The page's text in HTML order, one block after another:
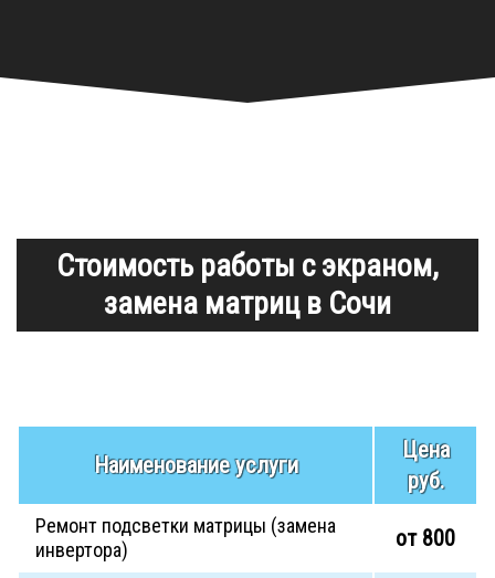
Стоимость работы с экраном,
замена матриц в Сочи
Наименование услуги
Цена
руб.
Ремонт подсветки матрицы (замена
инвертора)
от 800